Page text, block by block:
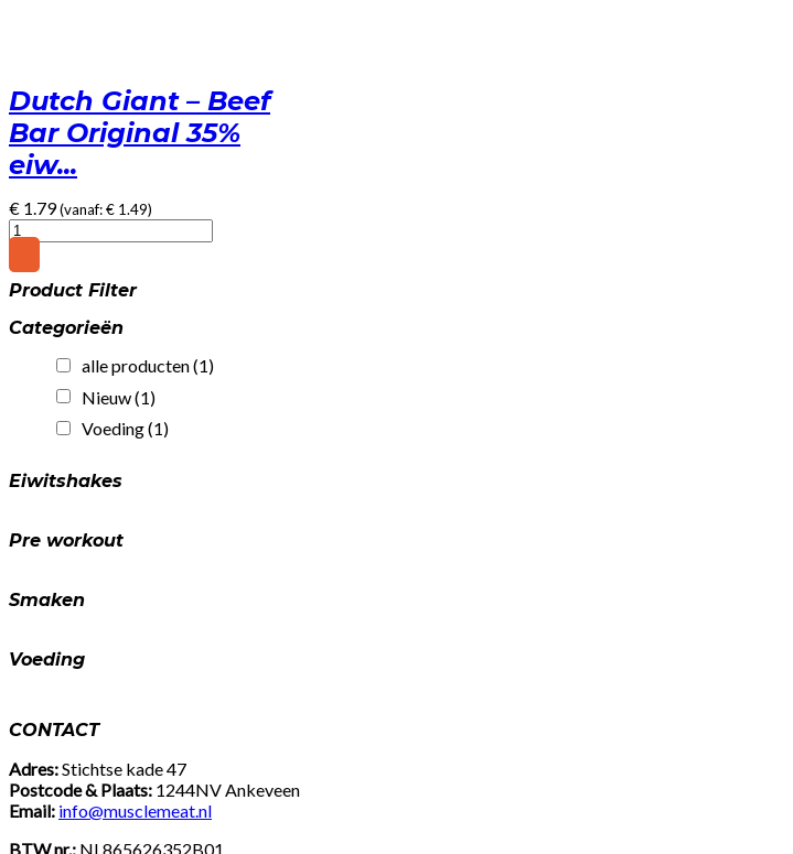
Dutch Giant – Beef
Bar Original 35%
eiw...
€ 1.79(vanaf:€ 1.49)
Dutch
Giant
-
Beef
Original
quantity
Product Filter
Categorieën
alle producten(1)
Nieuw(1)
Voeding(1)
Eiwitshakes
Pre workout
Smaken
Voeding
CONTACT
Adres:Stichtse kade 47
Postcode & Plaats: 1244NV Ankeveen
Email: info@musclemeat.nl
BTW nr.: NL865626352B01